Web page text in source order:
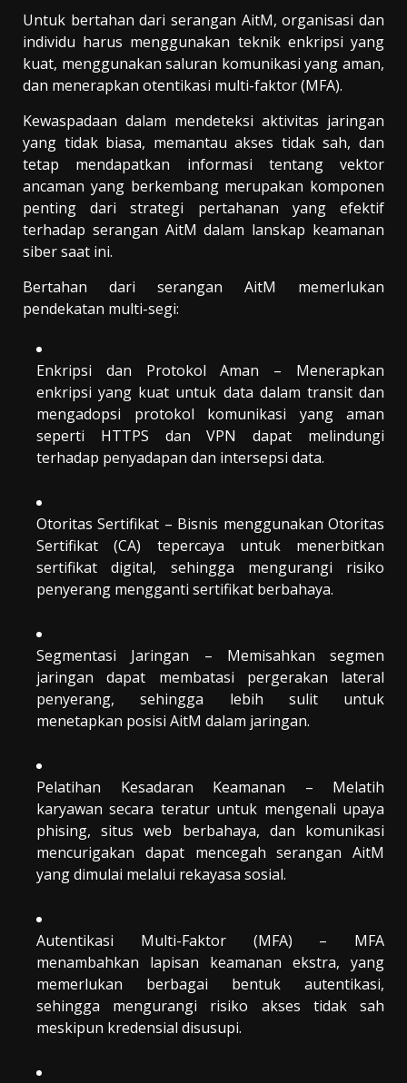
Untuk bertahan dari serangan AitM, organisasi dan
individu harus menggunakan teknik enkripsi yang
kuat, menggunakan saluran komunikasi yang aman,
dan menerapkan otentikasi multi-faktor (MFA).
Kewaspadaan dalam mendeteksi aktivitas jaringan
yang tidak biasa, memantau akses tidak sah, dan
tetap mendapatkan informasi tentang vektor
ancaman yang berkembang merupakan komponen
penting dari strategi pertahanan yang efektif
terhadap serangan AitM dalam lanskap keamanan
siber saat ini.
Bertahan dari serangan AitM memerlukan
pendekatan multi-segi:
Enkripsi dan Protokol Aman – Menerapkan
enkripsi yang kuat untuk data dalam transit dan
mengadopsi protokol komunikasi yang aman
seperti HTTPS dan VPN dapat melindungi
terhadap penyadapan dan intersepsi data.
Otoritas Sertifikat – Bisnis menggunakan Otoritas
Sertifikat (CA) tepercaya untuk menerbitkan
sertifikat digital, sehingga mengurangi risiko
penyerang mengganti sertifikat berbahaya.
Segmentasi Jaringan – Memisahkan segmen
jaringan dapat membatasi pergerakan lateral
penyerang, sehingga lebih sulit untuk
menetapkan posisi AitM dalam jaringan.
Pelatihan Kesadaran Keamanan – Melatih
karyawan secara teratur untuk mengenali upaya
phising, situs web berbahaya, dan komunikasi
mencurigakan dapat mencegah serangan AitM
yang dimulai melalui rekayasa sosial.
Autentikasi Multi-Faktor (MFA) – MFA
menambahkan lapisan keamanan ekstra, yang
memerlukan berbagai bentuk autentikasi,
sehingga mengurangi risiko akses tidak sah
meskipun kredensial disusupi.